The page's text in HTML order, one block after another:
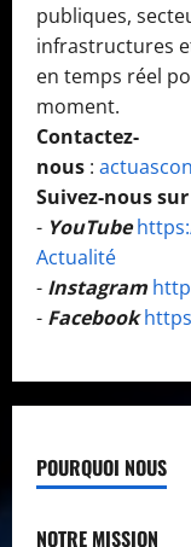
publiques,
infrastructures
en temps réel
moment.
Contactez-
nous :
Suivez-nous
- YouTube
Actualité
- Instagram
- Facebook
POURQUOI NOUS
NOTRE MISSION